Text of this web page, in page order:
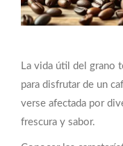
La vida útil del grano
para disfrutar de un
verse afectada por
frescura y sabor.